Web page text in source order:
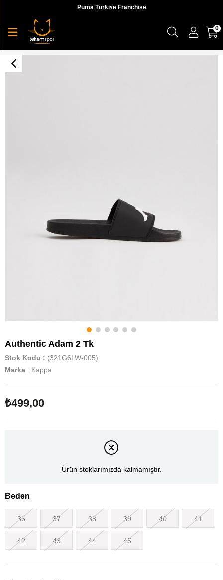
Puma Türkiye Franchise
0
Authentic Adam 2 Tk
Stok Kodu
(321G6LW-005)
Marka : Kappa
₺499,00
Ürün stoklarımızda kalmamıştır.
Beden
36 37 38 39 40 41
42 43 44 45